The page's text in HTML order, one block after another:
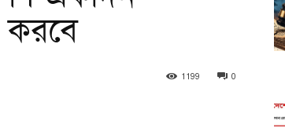
করবে
0
1199